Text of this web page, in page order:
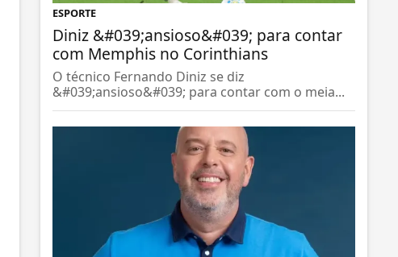
ESPORTE
Diniz &#039;ansioso&#039; para contar
com Memphis no Corinthians
O técnico Fernando Diniz se diz
&#039;ansioso&#039; para contar com o meia...